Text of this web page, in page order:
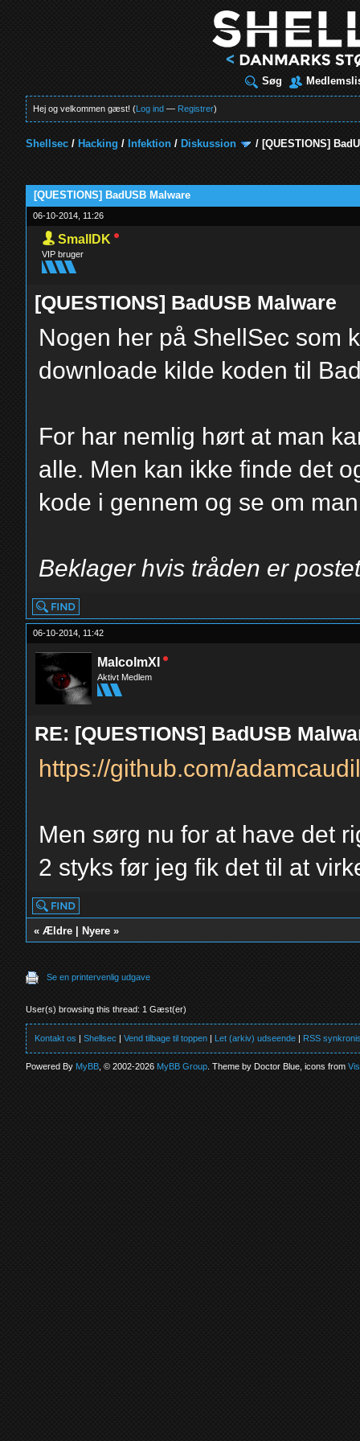
Søg
Hej og velkommen gæst! (Log ind — Registrer)
Shellsec / Hacking / Infektion / Diskussion / [QUESTIONS]
[QUESTIONS] BadUSB Malware
06-10-2014, 11:26
SmallDK
VIP bruger
[QUESTIONS] BadUSB Malware
Nogen her på ShellSec som
downloade kilde koden til
For har nemlig hørt at man
alle. Men kan ikke finde det
kode i gennem og se om
Beklager hvis tråden er
06-10-2014, 11:42
MalcolmXI
Aktivt Medlem
RE: [QUESTIONS] BadUSB
https://github.com/
Men sørg nu for at have det
2 styks før jeg fik det til at
«Ældre Nyere »
Se en printervenlig udgave
User(s) browsing this thread: 1 Gæst(er)
Kontakt os |Shellsec |Vend tilbage til toppen | Let (arkiv) udseende | RSS
Powered ByMyBB , © 2002-2026MyBB Group . Theme by Doctor Blue, icons from